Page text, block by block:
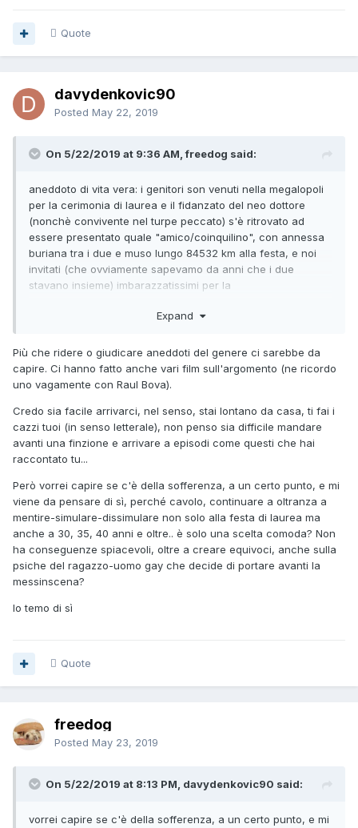
Quote
davydenkovic90
Posted May 22, 2019
On 5/22/2019 at 9:36 AM, freedog said:
aneddoto di vita vera: i genitori son venuti nella megalopoli
per la cerimonia di laurea e il fidanzato del neo dottore
(nonchè convivente nel turpe peccato) s'è ritrovato ad
essere presentato quale "amico/coinquilino", con annessa
buriana tra i due e muso lungo 84532 km alla festa, e noi
invitati (che ovviamente sapevamo da anni che i due
stavano insieme) imbarazzatissimi per la
capire, nonostante i piccioncini vivessero in un monolocale
con un solo letto a due piazze e in casa ci fossero bandiere
rainbow praticamente ovunque...
-nb: il festeggiato era nel direttivo del Mieli dell'epoca-
insomma, delle soap che Brooke je spiccia casa!
Expand
Più che ridere o giudicare aneddoti del genere ci sarebbe da
capire. Ci hanno fatto anche vari film sull'argomento (ne ricordo
uno vagamente con Raul Bova).
Credo sia facile arrivarci, nel senso, stai lontano da casa, ti fai i
cazzi tuoi (in senso letterale), non penso sia difficile mandare
avanti una finzione e arrivare a episodi come questi che hai
raccontato tu...
Però vorrei capire se c'è della sofferenza, a un certo punto, e mi
viene da pensare di sì, perché cavolo, continuare a oltranza a
mentire-simulare-dissimulare non solo alla festa di laurea ma
anche a 30, 35, 40 anni e oltre.. è solo una scelta comoda? Non
ha conseguenze spiacevoli, oltre a creare equivoci, anche sulla
psiche del ragazzo-uomo gay che decide di portare avanti la
messinscena?
Io temo di sì
Quote
freedog
Posted May 23, 2019
On 5/22/2019 at 8:13 PM, davydenkovic90 said:
vorrei capire se c'è della sofferenza, a un certo punto, e mi